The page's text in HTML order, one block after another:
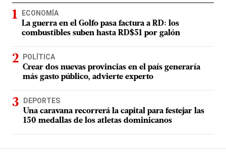
ECONOMÍA
La guerra en el Golfo pasa factura a RD: los
combustibles suben hasta RD$51 por galón
POLÍTICA
Crear dos nuevas provincias en el país generaría
más gasto público, advierte experto
DEPORTES
Una caravana recorrerá la capital para festejar las
150 medallas de los atletas dominicanos